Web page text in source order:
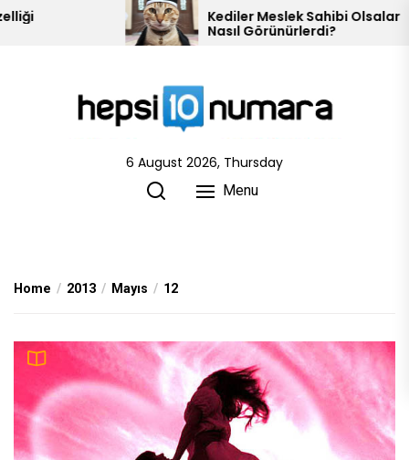
Skip
Kediler Meslek Sahibi Olsalar
Nasıl Görünürlerdi?
6 August 2026, Thursday
Menu
Home 2013 Mayıs 12